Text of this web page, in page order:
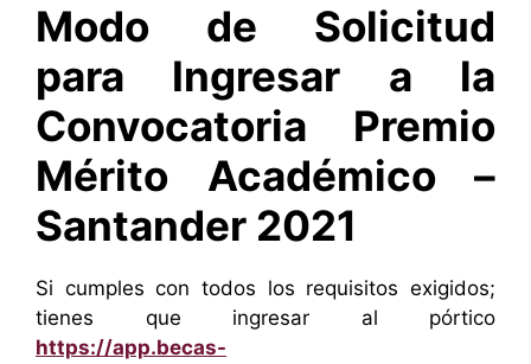
Modo de Solicitud
para Ingresar a la
Convocatoria Premio
Mérito Académico –
Santander 2021
Si cumples con todos los requisitos exigidos;
tienes que ingresar al pórtico
https://app.becas-